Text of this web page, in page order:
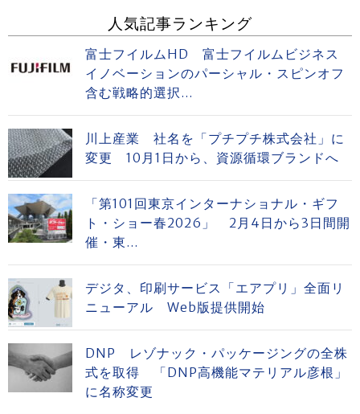
人気記事ランキング
富士フイルムHD 富士フイルムビジネス
イノベーションのパーシャル・スピンオフ
含む戦略的選択...
川上産業 社名を「プチプチ株式会社」に
変更 10月1日から、資源循環ブランドへ
「第101回東京インターナショナル・ギフ
ト・ショー春2026」 2月4日から3日間開
催・東...
デジタ、印刷サービス「エアプリ」全面リ
ニューアル Web版提供開始
DNP レゾナック・パッケージングの全株
式を取得 「DNP高機能マテリアル彦根」
に名称変更